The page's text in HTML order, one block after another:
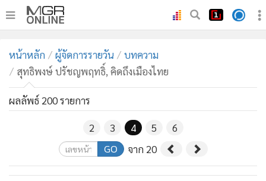
ทันเหตุการณ์
ภาคใต้
• ภูมิภาค
ผู้จัดการรายวัน
• คอลัมนิสต์
หน้าหลัก ผู้จัดการรายวัน
บทความ
สุทธิพงษ์ ปรัชญพฤทธิ์, คิดถึงเมืองไทย
ผลลัพธ์ 200 รายการ
2 3 4 5 6
GO จาก 20